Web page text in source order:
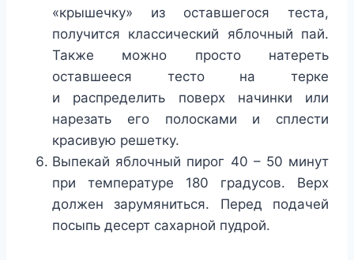
«крышечку» из оставшегося теста,
получится классический яблочный пай.
Также можно просто натереть
оставшееся тесто на терке
и распределить поверх начинки или
нарезать его полосками и сплести
красивую решетку.
Выпекай яблочный пирог 40 – 50 минут
при температуре 180 градусов. Верх
должен зарумяниться. Перед подачей
посыпь десерт сахарной пудрой.